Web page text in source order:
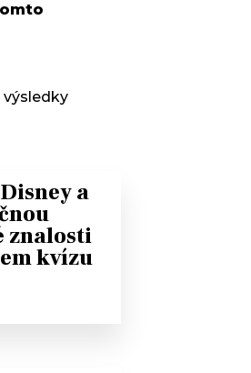
výsledky
a
znalosti
kvízu